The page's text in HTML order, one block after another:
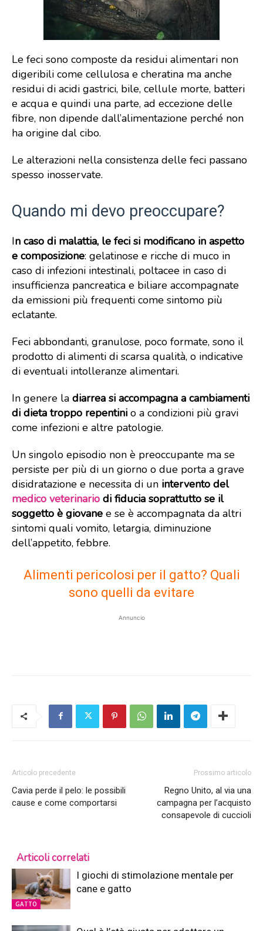
Le feci sono composte da residui alimentari non
digeribili come cellulosa e cheratina ma anche
residui di acidi gastrici, bile, cellule morte, batteri
e acqua e quindi una parte, ad eccezione delle
fibre, non dipende dall’alimentazione perché non
ha origine dal cibo.
Le alterazioni nella consistenza delle feci passano
spesso inosservate.
Quando mi devo preoccupare?
In caso di malattia, le feci si modificano in aspetto
e composizione: gelatinose e ricche di muco in
caso di infezioni intestinali, poltacee in caso di
insufficienza pancreatica e biliare accompagnate
da emissioni più frequenti come sintomo più
eclatante.
Feci abbondanti, granulose, poco formate, sono il
prodotto di alimenti di scarsa qualità, o indicative
di eventuali intolleranze alimentari.
In genere la diarrea si accompagna a cambiamenti
di dieta troppo repentini o a condizioni più gravi
come infezioni e altre patologie.
Un singolo episodio non è preoccupante ma se
persiste per più di un giorno o due porta a grave
disidratazione e necessita di un intervento del
medico veterinario di fiducia soprattutto se il
soggetto è giovane e se è accompagnata da altri
sintomi quali vomito, letargia, diminuzione
dell’appetito, febbre.
Alimenti pericolosi per il gatto? Quali
sono quelli da evitare
Annuncio
Articolo precedente
Cavia perde il pelo: le possibili
cause e come comportarsi
Prossimo articolo
Regno Unito, al via una
campagna per l’acquisto
consapevole di cuccioli
Articoli correlati
GATTO
I giochi di stimolazione mentale per
cane e gatto